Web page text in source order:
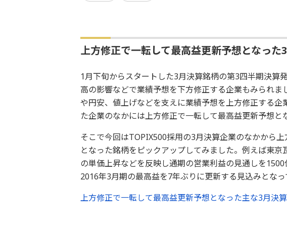
上方修正で一転して最高益更新予想となった
1月下旬からスタートした3月決算銘柄の第3四半期決算
高の影響などで業績予想を下方修正する企業もみられ
や円安、値上げなどを支えに業績予想を上方修正する
た企業のなかには上方修正で一転して最高益更新予想と
そこで今回はTOPIX500採用の3月決算企業のなかから
となった銘柄をピックアップしてみました。例えば東京
の単価上昇などを反映し通期の営業利益の見通しを
2016年3月期の最高益を7年ぶりに更新する見込みとなっ
上方修正で一転して最高益更新予想となった主な3月決